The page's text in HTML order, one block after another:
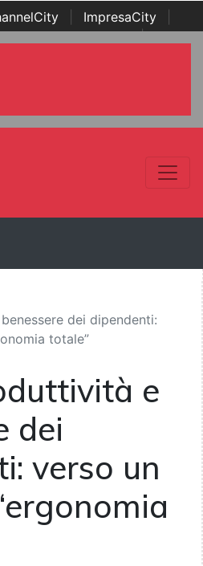
ImpresaCity
Channel Awards | Italian
dei dipendenti:
totale”
e
dei
verso un